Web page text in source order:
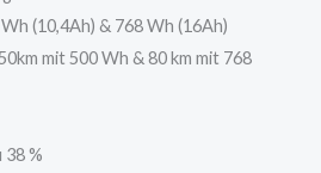
(10,4Ah) & 768 Wh (16Ah)
mit 500 Wh & 80 km mit 768
%